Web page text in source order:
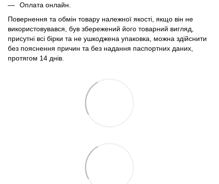
Оплата онлайн.
Повернення та обмін товару належної якості, якщо він не
використовувався, був збережений його товарний вигляд,
присутні всі бірки та не ушкоджена упаковка, можна здійснити
без пояснення причин та без надання паспортних даних,
протягом 14 днів.